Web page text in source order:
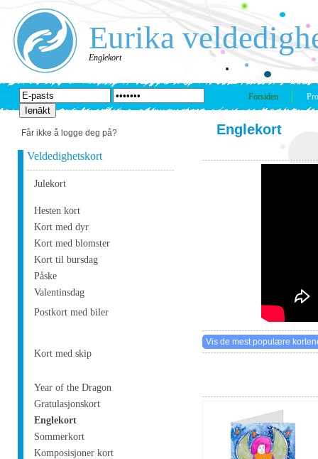
Eurika
Englekort
Forsiden
Får ikke å logge deg på?
Veldedighetskort
Julekort
Hesten kort
Kort med dyr
Kort med blomster
Kort til bursdag
Påske
Valentinsdag
Postkort med biler
Kort med skip
Year of the Dragon
Gratulasjonskort
Englekort
Sommerkort
Komposisjoner kort
Englekort